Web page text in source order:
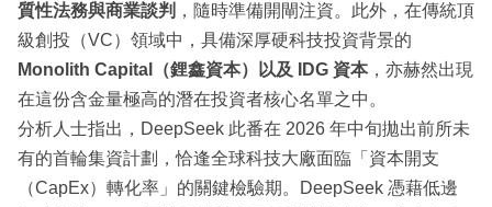
質性法務與商業談判 ，隨時準備開閘注資。此外，在傳統頂
級創投（VC）領域中，具備深厚硬科技投資背景的
Monolith Capital（鋰鑫資本）以及 IDG 資本，亦赫然出現
在這份含金量極高的潛在投資者核心名單之中。
分析人士指出，DeepSeek 此番在 2026 年中旬拋出前所未
有的首輪集資計劃，恰逢全球科技大廠面臨「資本開支
（CapEx）轉化率」的關鍵檢驗期。DeepSeek 憑藉低邊